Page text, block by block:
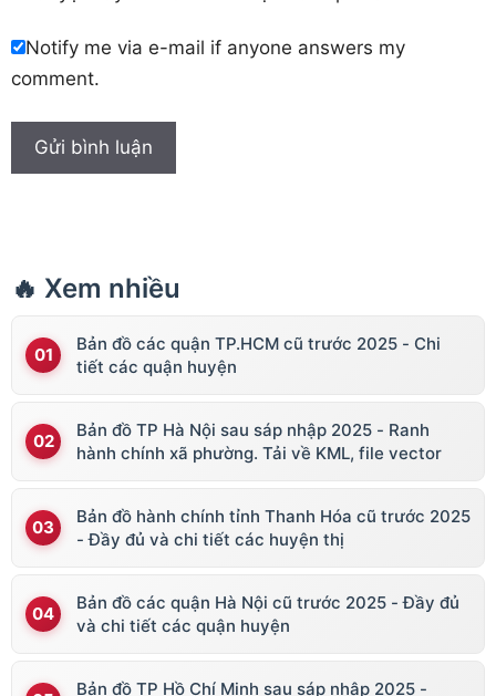
Notify me via e-mail if anyone answers my
comment.
🔥 Xem nhiều
Bản đồ các quận TP.HCM cũ trước 2025 - Chi
tiết các quận huyện
Bản đồ TP Hà Nội sau sáp nhập 2025 - Ranh
hành chính xã phường. Tải về KML, file vector
Bản đồ hành chính tỉnh Thanh Hóa cũ trước 2025
- Đầy đủ và chi tiết các huyện thị
Bản đồ các quận Hà Nội cũ trước 2025 - Đầy đủ
và chi tiết các quận huyện
Bản đồ TP Hồ Chí Minh sau sáp nhập 2025 -